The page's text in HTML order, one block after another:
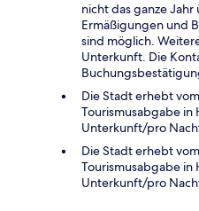
nicht das ganze
Ermäßigungen und
sind möglich.
Unterkunft. Die
Die Stadt erhebt
Tourismusabgabe in
Unterkunft/pro
Die Stadt erhebt
Tourismusabgabe in
Unterkunft/pro